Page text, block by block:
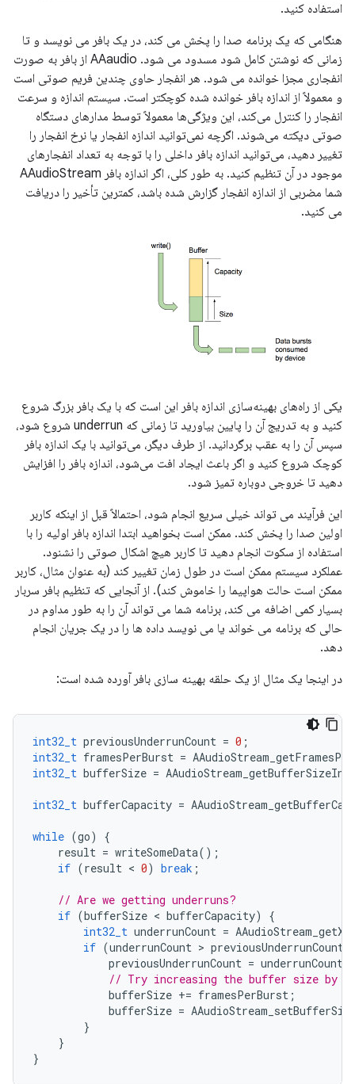
استفاده کنید.
هنگامی که یک برنامه صدا را پخش می کند، در یک بافر می نویسد و تا
زمانی که نوشتن کامل شود مسدود می شود. AAaudio از بافر به صورت
انفجاری مجزا خوانده می شود. هر انفجار حاوی چندین فریم صوتی است
و معمولاً از اندازه بافر خوانده شده کوچکتر است. سیستم اندازه و سرعت
انفجار را کنترل می‌کند، این ویژگی‌ها معمولاً توسط مدارهای دستگاه
صوتی دیکته می‌شوند. اگرچه نمی‌توانید اندازه انفجار یا نرخ انفجار را
تغییر دهید، می‌توانید اندازه بافر داخلی را با توجه به تعداد انفجارهای
موجود در آن تنظیم کنید. به طور کلی، اگر اندازه بافر AAudioStream
شما مضربی از اندازه انفجار گزارش شده باشد، کمترین تأخیر را دریافت
می کنید.
یکی از راه‌های بهینه‌سازی اندازه بافر این است که با یک بافر بزرگ شروع
کنید و به تدریج آن را پایین بیاورید تا زمانی که underrun شروع شود،
سپس آن را به عقب برگردانید. از طرف دیگر، می‌توانید با یک اندازه بافر
کوچک شروع کنید و اگر باعث ایجاد افت می‌شود، اندازه بافر را افزایش
دهید تا خروجی دوباره تمیز شود.
این فرآیند می تواند خیلی سریع انجام شود، احتمالاً قبل از اینکه کاربر
اولین صدا را پخش کند. ممکن است بخواهید ابتدا اندازه بافر اولیه را با
استفاده از سکوت انجام دهید تا کاربر هیچ اشکال صوتی را نشنود.
عملکرد سیستم ممکن است در طول زمان تغییر کند (به عنوان مثال، کاربر
ممکن است حالت هواپیما را خاموش کند). از آنجایی که تنظیم بافر سربار
بسیار کمی اضافه می کند، برنامه شما می تواند آن را به طور مداوم در
حالی که برنامه می خواند یا می نویسد داده ها را در یک جریان انجام
دهد.
در اینجا یک مثال از یک حلقه بهینه سازی بافر آورده شده است:
int32_t previousUnderrunCount = 0 ;
int32_t framesPerBurst =
int32_t bufferSize =
int32_t bufferCapacity =
while (go)
{
result = writeSomeData();
if (result < 0) break ;
// Are we getting underruns?
if (bufferSize < bufferCapacity)
{
int32_t underrunCount =
if (underrunCount > previousUnderrunCount
previousUnderrunCount = underrunCount
// Try increasing the buffer size by
bufferSize += framesPerBurst ;
bufferSize =
}
}
}